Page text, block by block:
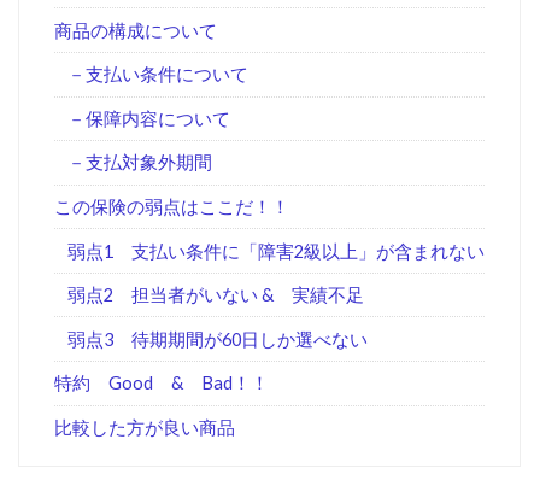
商品の構成について
－支払い条件について
－保障内容について
－支払対象外期間
この保険の弱点はここだ！！
弱点1 支払い条件に「障害2級以上」が含まれない
弱点2 担当者がいない & 実績不足
弱点3 待期期間が60日しか選べない
特約 Good & Bad！！
比較した方が良い商品